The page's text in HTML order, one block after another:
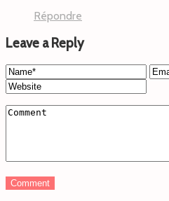
Répondre
Leave a Reply